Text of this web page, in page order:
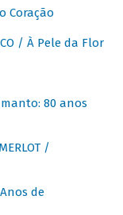
Coração
/ À Pele da Flor
manto: 80 anos
/
de